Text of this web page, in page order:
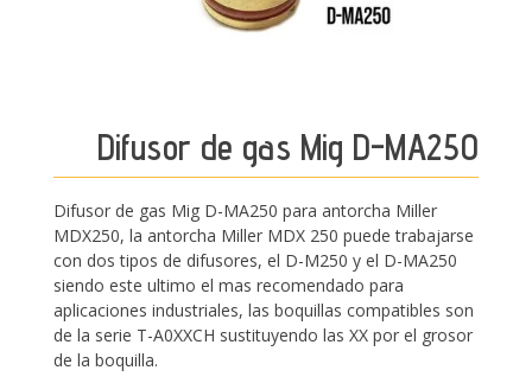
Difusor de gas Mig D-MA250
Difusor de gas Mig D-MA250 para antorcha Miller
MDX250, la antorcha Miller MDX 250 puede trabajarse
con dos tipos de difusores, el D-M250 y el D-MA250
siendo este ultimo el mas recomendado para
aplicaciones industriales, las boquillas compatibles son
de la serie T-A0XXCH sustituyendo las XX por el grosor
de la boquilla.